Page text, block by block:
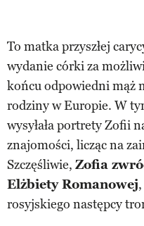
To matka przyszłej
wydanie córki za
końcu odpowiedni mąż
rodziny w Europie. W
wysyłała portrety Zofii
znajomości, licząc na
Szczęśliwie, Zofia
Elżbiety Romanowej
rosyjskiego następcy